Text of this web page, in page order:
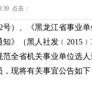
点击：
号）、《黑龙江省事业
知》（黑人社发 ﹝ 2015 ﹞
范全省机关事业单位选
现将有关事宜公告如下